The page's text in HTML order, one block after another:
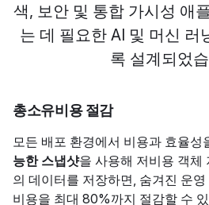
색, 보안 및 통합 가시성 애
는 데 필요한 AI 및 머신 러
록 설계되었
총소유비용 절감
모든 배포 환경에서 비용과 효율성
능한 스냅샷을 사용해 저비용 객
의 데이터를 저장하면, 숨겨진 운
비용을 최대 80%까지 절감할 수